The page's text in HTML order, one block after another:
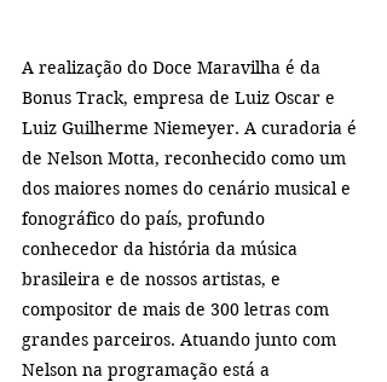
A realização do Doce Maravilha é da
Bonus Track, empresa de Luiz Oscar e
Luiz Guilherme Niemeyer. A curadoria é
de Nelson Motta, reconhecido como um
dos maiores nomes do cenário musical e
fonográfico do país, profundo
conhecedor da história da música
brasileira e de nossos artistas, e
compositor de mais de 300 letras com
grandes parceiros. Atuando junto com
Nelson na programação está a